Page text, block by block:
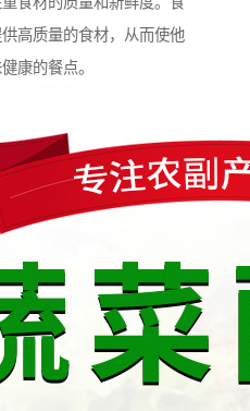
高质量的食材，从而使他
康的餐点。